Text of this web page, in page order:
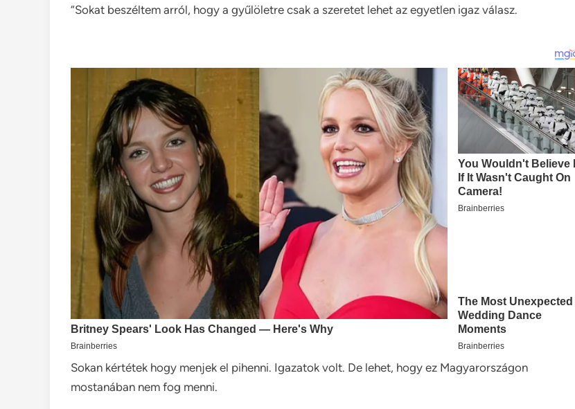
“Sokat beszéltem arról, hogy a gyűlöletre csak a szeretet lehet az egyetlen igaz válasz.
Sokan kértétek hogy menjek el pihenni. Igazatok volt. De lehet, hogy ez Magyarországon
mostanában nem fog menni.